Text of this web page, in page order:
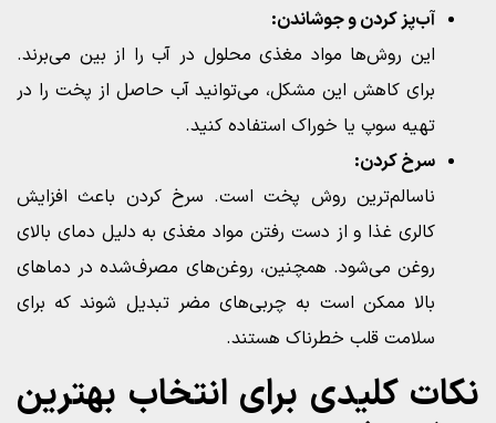
آب‌پز کردن و جوشاندن:
این روش‌ها مواد مغذی محلول در آب را از بین می‌برند.
برای کاهش این مشکل، می‌توانید آب حاصل از پخت را در
تهیه سوپ یا خوراک استفاده کنید.
سرخ کردن:
ناسالم‌ترین روش پخت است. سرخ کردن باعث افزایش
کالری غذا و از دست رفتن مواد مغذی به دلیل دمای بالای
روغن می‌شود. همچنین، روغن‌های مصرف‌شده در دماهای
بالا ممکن است به چربی‌های مضر تبدیل شوند که برای
سلامت قلب خطرناک هستند.
نکات کلیدی برای انتخاب بهترین